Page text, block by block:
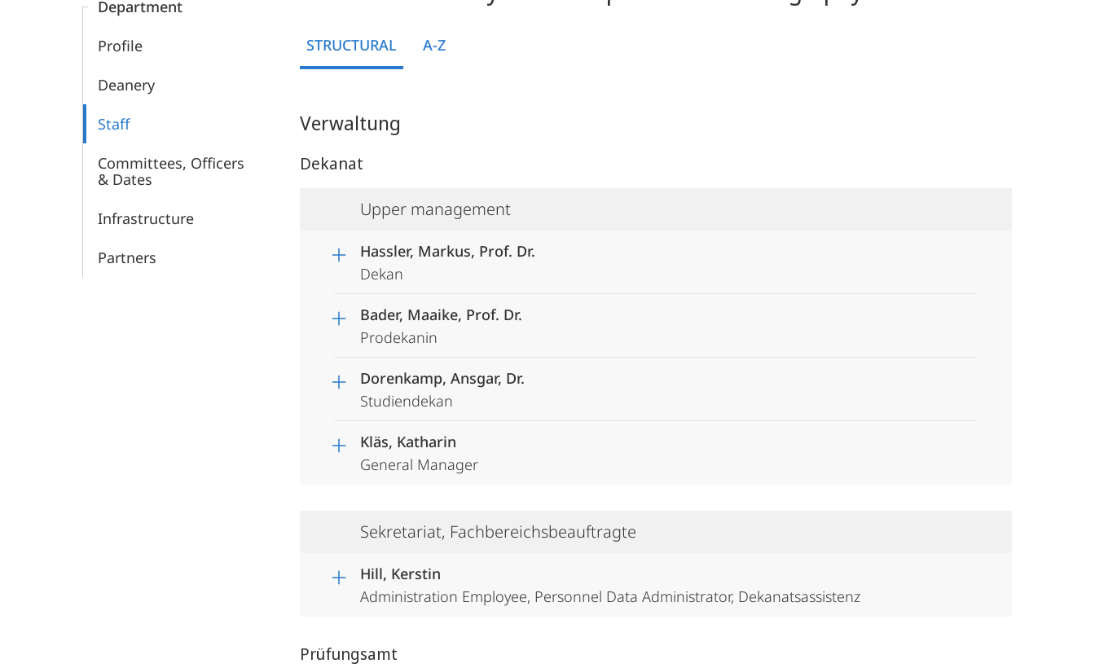
Department
Profile
Deanery
Staff
Committees, Officers
& Dates
Infrastructure
Partners
STRUCTURAL A-Z
Verwaltung
Dekanat
Upper management
Hassler, Markus, Prof. Dr.
Dekan
Bader, Maaike, Prof. Dr.
Prodekanin
Dorenkamp, Ansgar, Dr.
Studiendekan
Kläs, Katharin
General Manager
Sekretariat, Fachbereichsbeauftragte
Hill, Kerstin
Administration Employee, Personnel Data Administrator, Dekanatsassistenz
Prüfungsamt